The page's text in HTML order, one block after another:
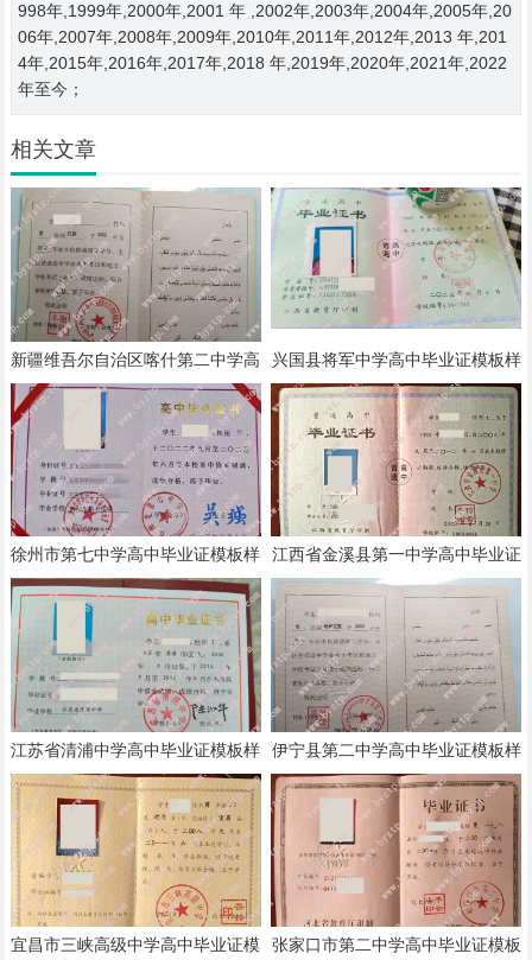
998年,1999年,2000年,2001 年 ,2002年,2003年,2004年,2005年,20
06年,2007年,2008年,2009年,2010年,2011年,2012年,2013 年,201
4年,2015年,2016年,2017年,2018 年,2019年,2020年,2021年,2022
年至今；
相关文章
新疆维吾尔自治区喀什第二中学高
中毕业证模板样本
兴国县将军中学高中毕业证模板样
本
徐州市第七中学高中毕业证模板样
本
江西省金溪县第一中学高中毕业证
模板样本
江苏省清浦中学高中毕业证模板样
本
伊宁县第二中学高中毕业证模板样
本
宜昌市三峡高级中学高中毕业证模
张家口市第二中学高中毕业证模板